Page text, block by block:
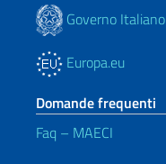
Governo Italiano
Europa.eu
Domande frequenti
Faq – MAECI